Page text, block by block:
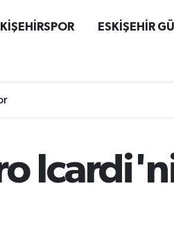
ESKİŞEHİR